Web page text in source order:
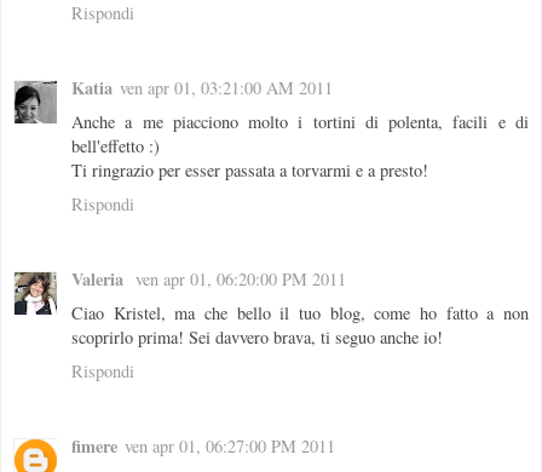
Rispondi
Katia ven apr 01, 03:21:00 AM 2011
Anche a me piacciono molto i tortini di polenta, facili e di
bell'effetto :)
Ti ringrazio per esser passata a torvarmi e a presto!
Rispondi
Valeria ven apr 01, 06:20:00 PM 2011
Ciao Kristel, ma che bello il tuo blog, come ho fatto a non
scoprirlo prima! Sei davvero brava, ti seguo anche io!
Rispondi
fimere ven apr 01, 06:27:00 PM 2011